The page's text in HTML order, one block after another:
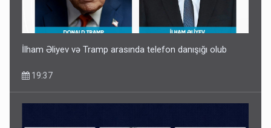
İlham Əliyev və Tramp arasında telefon danışığı olub
19:37